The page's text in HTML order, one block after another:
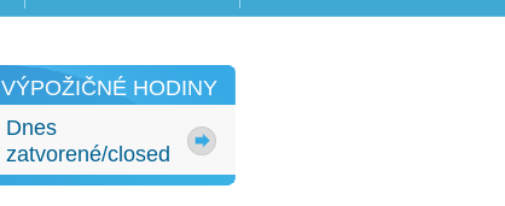
VÝPOŽIČNÉ HODINY
Dnes
zatvorené/closed